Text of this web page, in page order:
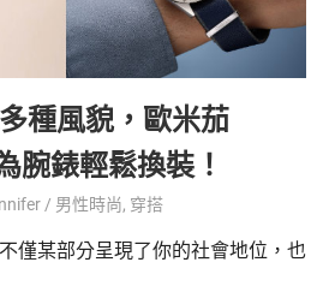
種風貌，歐米茄
腕錶輕鬆換裝！
男性時尚, 穿搭
僅某部分呈現了你的社會地位，也